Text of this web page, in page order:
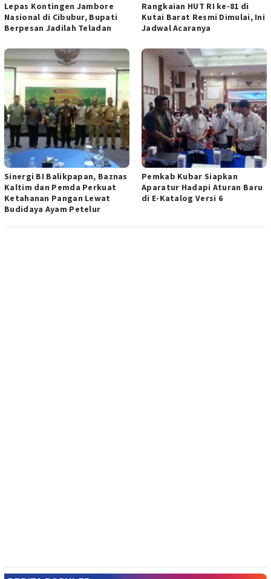
Lepas Kontingen Jambore
Nasional di Cibubur, Bupati
Berpesan Jadilah Teladan
Rangkaian HUT RI ke-81 di
Kutai Barat Resmi Dimulai, Ini
Jadwal Acaranya
Sinergi BI Balikpapan, Baznas
Kaltim dan Pemda Perkuat
Ketahanan Pangan Lewat
Budidaya Ayam Petelur
Pemkab Kubar Siapkan
Aparatur Hadapi Aturan Baru
di E-Katalog Versi 6